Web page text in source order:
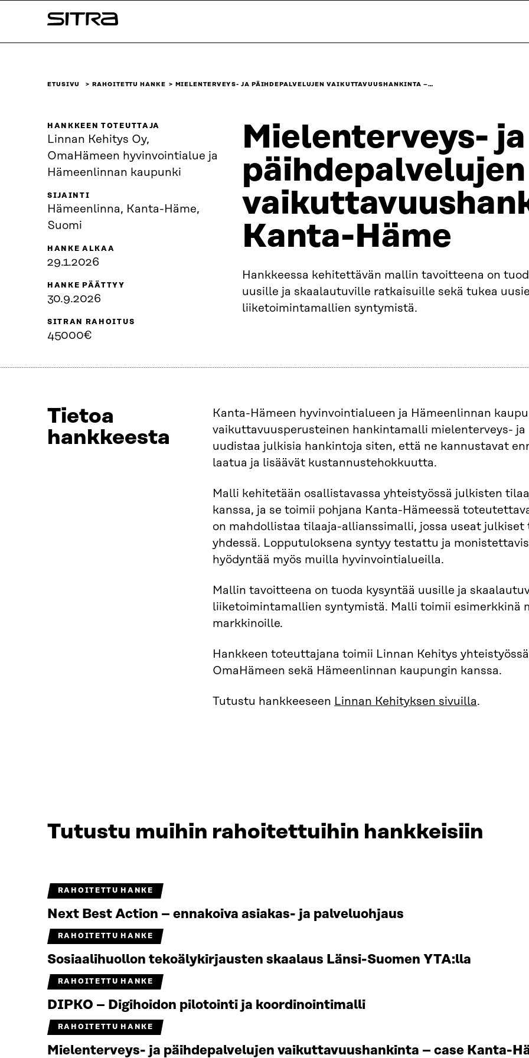
sisältöön
Sitra
ETUSIVU RAHOITETTU HANKE MIELENTERVEYS- JA PÄIHDEPALVELUJEN VAIKUTTAVUUSHANKINTA –…
Mielenterveys- ja
päihdepalvelujen
Kanta-Häme
Hankkeessa kehitettävän mallin tavoitteena on
uusille ja skaalautuville ratkaisuille sekä tukea
liiketoimintamallien syntymistä.
HANKKEEN TOTEUTTAJA
Linnan Kehitys Oy,
OmaHämeen hyvinvointialue ja
Hämeenlinnan kaupunki
SIJAINTI
Hämeenlinna, Kanta-Häme,
Suomi
HANKE ALKAA
29.1.2026
HANKE PÄÄTTYY
30.9.2026
SITRAN RAHOITUS
45000€
Tietoa
hankkeesta
Kanta-Hämeen hyvinvointialueen ja Hämeenlinnan
vaikuttavuusperusteinen hankintamalli mielenterveys- ja
uudistaa julkisia hankintoja siten, että ne kannustavat
laatua ja lisäävät kustannustehokkuutta.
Malli kehitetään osallistavassa yhteistyössä julkisten
kanssa, ja se toimii pohjana Kanta-Hämeessä
on mahdollistaa tilaaja-allianssimalli, jossa useat
yhdessä. Lopputuloksena syntyy testattu ja
hyödyntää myös muilla hyvinvointialueilla.
Mallin tavoitteena on tuoda kysyntää uusille ja
liiketoimintamallien syntymistä. Malli toimii esimerkkinä
markkinoille.
Hankkeen toteuttajana toimii Linnan Kehitys
OmaHämeen sekä Hämeenlinnan kaupungin kanssa.
Tutustu hankkeeseen Linnan Kehityksen sivuilla.
Tutustu muihin rahoitettuihin hankkeisiin
RAHOITETTU HANKE
Next Best Action – ennakoiva asiakas- ja palveluohjaus
RAHOITETTU HANKE
Sosiaalihuollon tekoälykirjausten skaalaus Länsi-Suomen YTA:lla
RAHOITETTU HANKE
DIPKO – Digihoidon pilotointi ja koordinointimalli
RAHOITETTU HANKE
Mielenterveys- ja päihdepalvelujen vaikuttavuushankinta – case Kanta-